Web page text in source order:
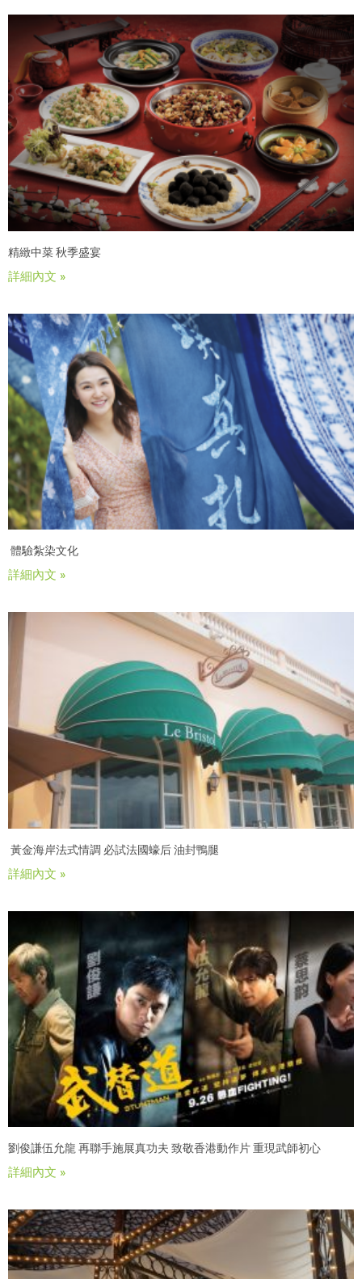
精緻中菜 秋季盛宴
詳細內文 »
體驗紮染文化
詳細內文 »
黃金海岸法式情調 必試法國蠔后 油封鴨腿
詳細內文 »
劉俊謙伍允龍 再聯手施展真功夫 致敬香港動作片 重現武師初心
詳細內文 »